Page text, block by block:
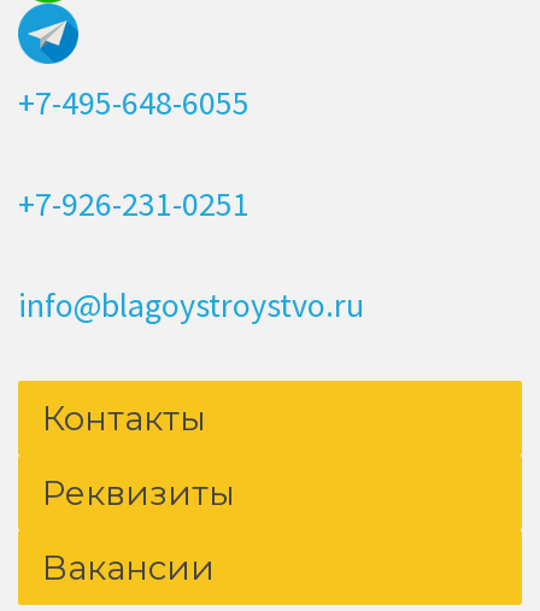
+7-495-648-6055
+7-926-231-0251
info@blagoystroystvo.ru
Контакты
Реквизиты
Вакансии